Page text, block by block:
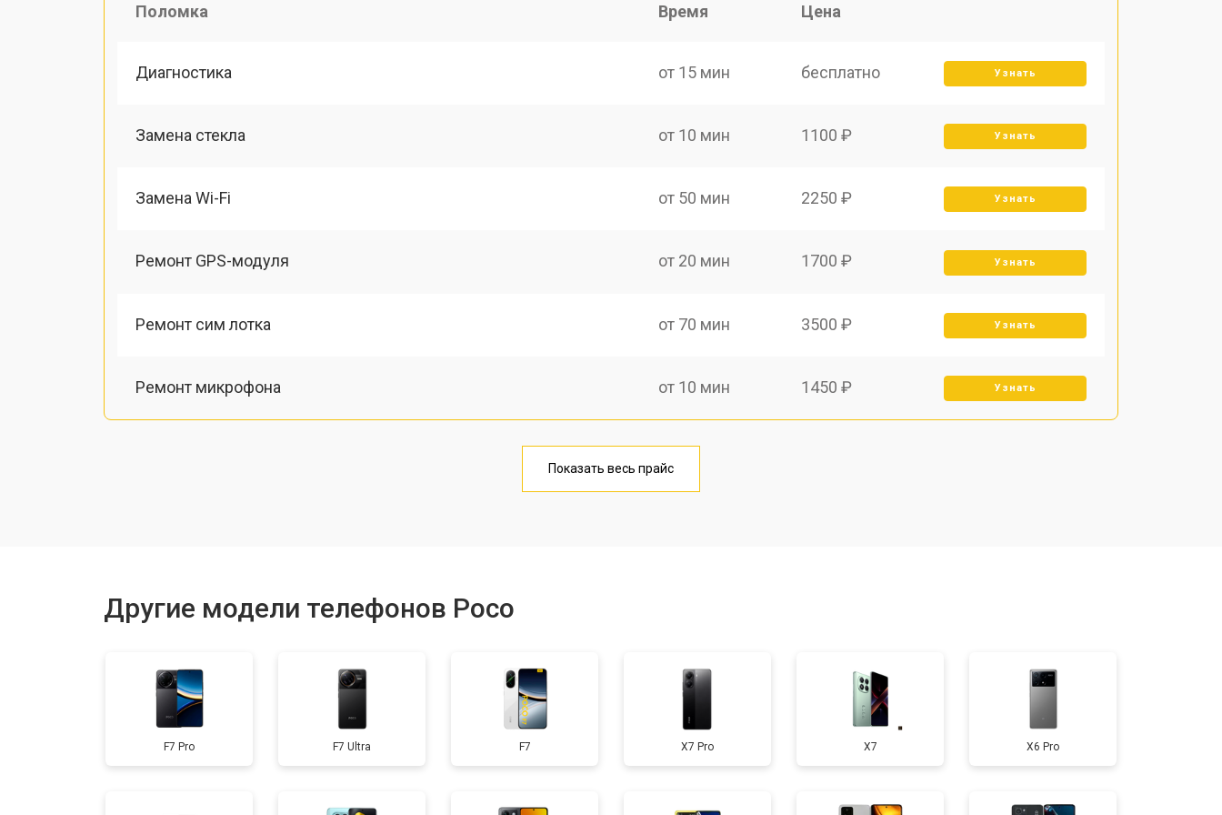
Поломка Время Цена
Диагностика от 15 мин бесплатно Узнать
Замена стекла от 10 мин 1100 ₽ Узнать
Замена Wi-Fi от 50 мин 2250 ₽ Узнать
Ремонт GPS-модуля от 20 мин 1700 ₽ Узнать
Ремонт сим лотка от 70 мин 3500 ₽ Узнать
Ремонт микрофона от 10 мин 1450 ₽ Узнать
от 40 мин
Замена задней крышки от 30 мин
Замена дисплея (экрана) от 30 мин 2700 ₽ Узнать
Показать весь прайс
Другие модели телефонов Poco
F7 Pro F7 Ultra F7 X7 Pro X7 X6 Pro